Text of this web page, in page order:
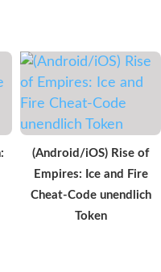
(Android/iOS) Rise of
Empires: Ice and Fire
Cheat-Code unendlich
Token